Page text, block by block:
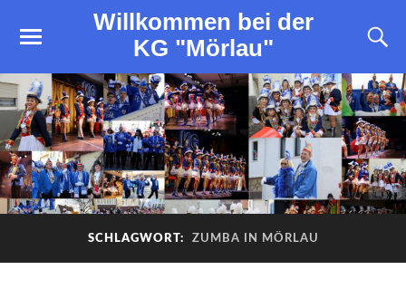
Willkommen bei der
KG "Mörlau"
SCHLAGWORT: ZUMBA IN MÖRLAU